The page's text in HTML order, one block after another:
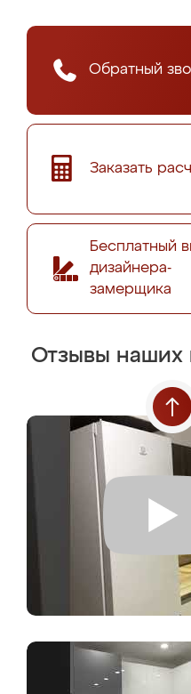
Обратный
Заказать
Бесплатный
дизайнера-
замерщика
Отзывы наших